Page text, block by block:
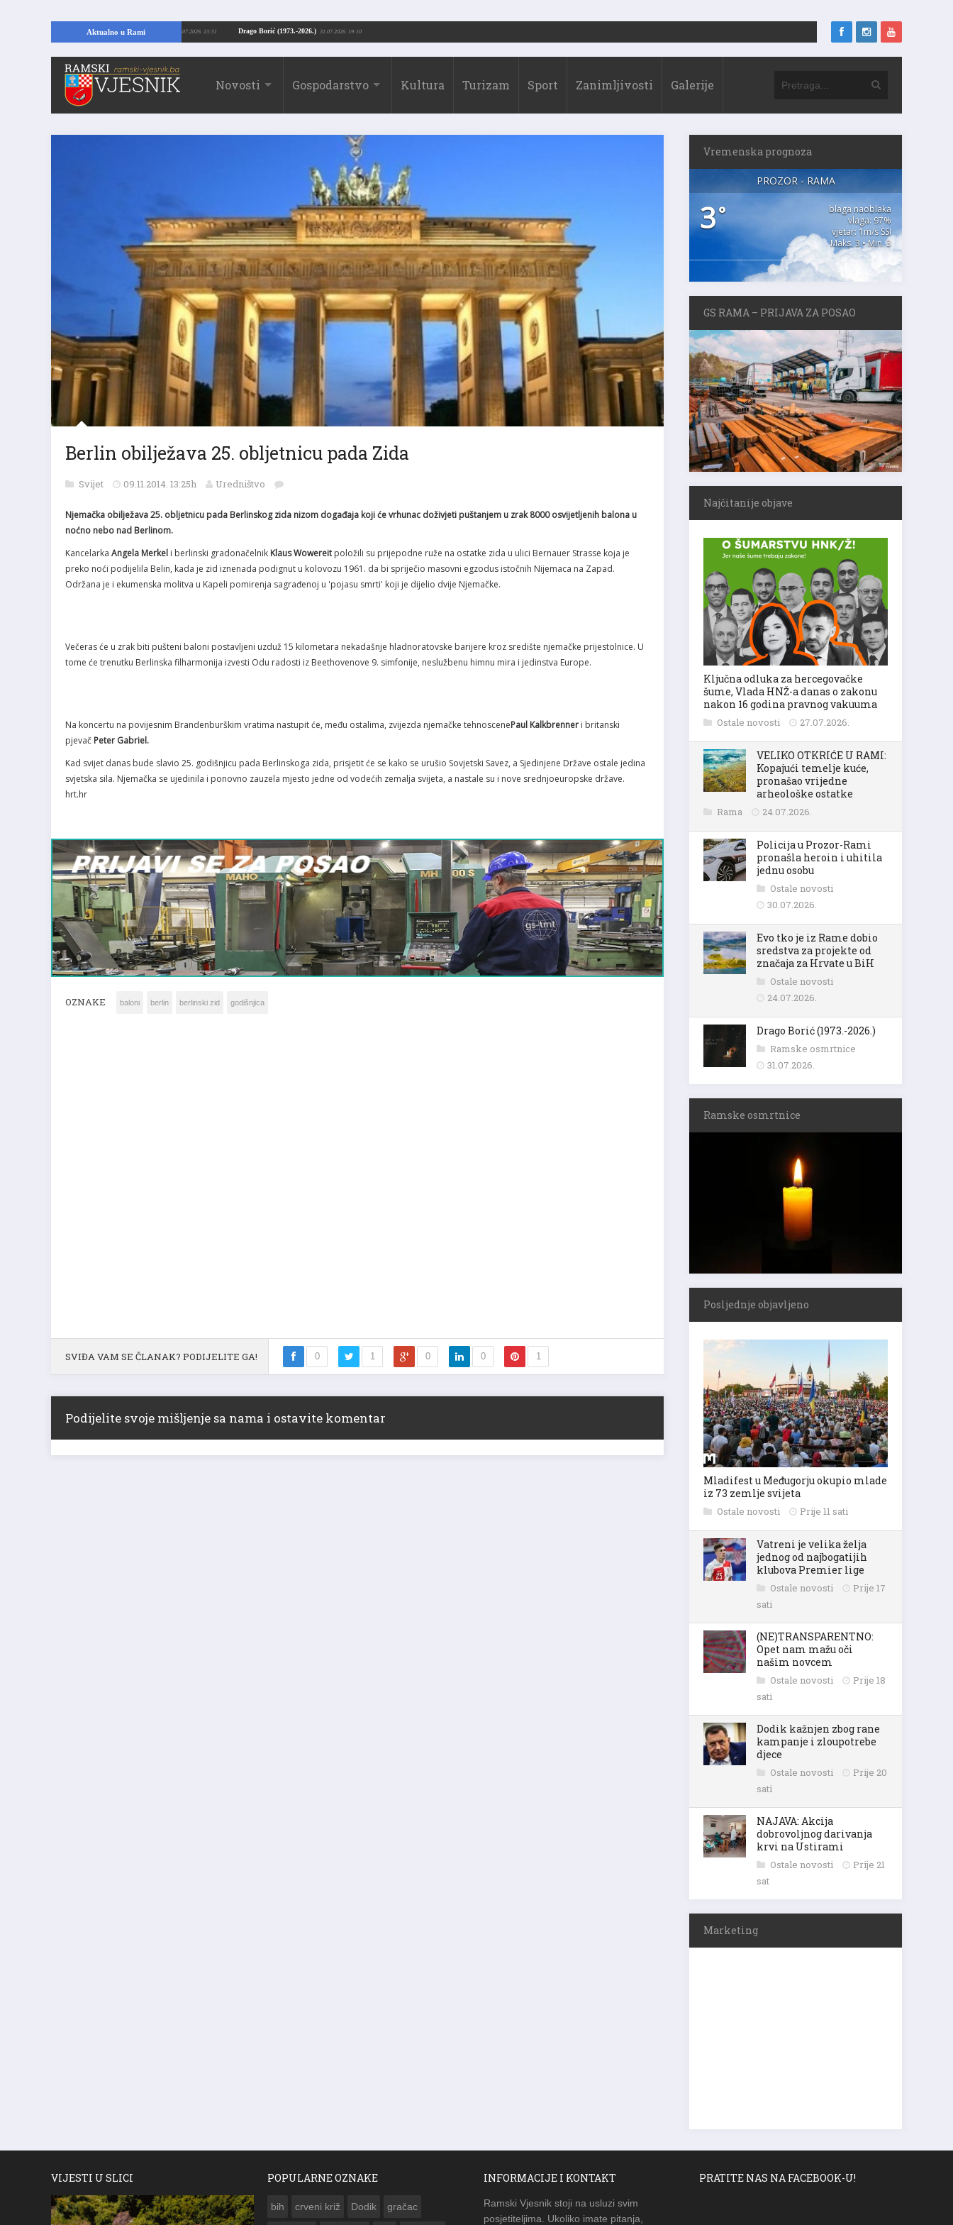
Aktualno u Rami Drago Borić (1973.-2026.) 31.07.2026. 19:10
Kopajući temelje kuće, pronašao vrijedne arheološke ostatke 24.07.2026. 13:51
Novosti Gospodarstvo Kultura Turizam Sport Zanimljivosti Galerije
Berlin obilježava 25. obljetnicu pada Zida
Svijet 09.11.2014. 13:25h Uredništvo
Njemačka obilježava 25. obljetnicu pada Berlinskog zida nizom događaja koji će vrhunac doživjeti puštanjem u zrak 8000 osvijetljenih balona u
noćno nebo nad Berlinom.
Kancelarka Angela Merkel i berlinski gradonačelnik Klaus Wowereit položili su prijepodne ruže na ostatke zida u ulici Bernauer Strasse koja je
preko noći podijelila Belin, kada je zid iznenada podignut u kolovozu 1961. da bi spriječio masovni egzodus istočnih Nijemaca na Zapad.
Održana je i ekumenska molitva u Kapeli pomirenja sagrađenoj u 'pojasu smrti' koji je dijelio dvije Njemačke.
Večeras će u zrak biti pušteni baloni postavljeni uzduž 15 kilometara nekadašnje hladnoratovske barijere kroz središte njemačke prijestolnice. U
tome će trenutku Berlinska filharmonija izvesti Odu radosti iz Beethovenove 9. simfonije, neslužbenu himnu mira i jedinstva Europe.
Na koncertu na povijesnim Brandenburškim vratima nastupit će, među ostalima, zvijezda njemačke tehnoscenePaul Kalkbrenner i britanski
pjevač Peter Gabriel.
Kad svijet danas bude slavio 25. godišnjicu pada Berlinskoga zida, prisjetit će se kako se urušio Sovjetski Savez, a Sjedinjene Države ostale jedina
svjetska sila. Njemačka se ujedinila i ponovno zauzela mjesto jedne od vodećih zemalja svijeta, a nastale su i nove srednjoeuropske države.
hrt.hr
OZNAKE baloni berlin berlinski zid godišnjica
SVIĐA VAM SE ČLANAK? PODIJELITE GA! 0 1 0 0 1
Podijelite svoje mišljenje sa nama i ostavite komentar
Vremenska prognoza
PROZOR - RAMA
3°
blaga naoblaka
vlaga: 97%
vjetar: 1m/s SSI
Maks. 3 • Min. 3
GS RAMA – PRIJAVA ZA POSAO
Najčitanije objave
Ključna odluka za hercegovačke
šume, Vlada HNŽ-a danas o zakonu
nakon 16 godina pravnog vakuuma
Ostale novosti 27.07.2026.
VELIKO OTKRIĆE U RAMI:
Kopajući temelje kuće,
pronašao vrijedne
arheološke ostatke
Rama 24.07.2026.
Policija u Prozor-Rami
pronašla heroin i uhitila
jednu osobu
Ostale novosti
30.07.2026.
Evo tko je iz Rame dobio
sredstva za projekte od
značaja za Hrvate u BiH
Ostale novosti
24.07.2026.
Drago Borić (1973.-2026.)
Ramske osmrtnice
31.07.2026.
Ramske osmrtnice
Posljednje objavljeno
Mladifest u Međugorju okupio mlade
iz 73 zemlje svijeta
Ostale novosti Prije 11 sati
Vatreni je velika želja
jednog od najbogatijih
klubova Premier lige
Ostale novosti
Prije 17
sati
(NE)TRANSPARENTNO:
Opet nam mažu oči
našim novcem
Ostale novosti
Prije 18
sati
Dodik kažnjen zbog rane
kampanje i zloupotrebe
djece
Ostale novosti
Prije 20
sati
NAJAVA: Akcija
dobrovoljnog darivanja
krvi na Ustirami
Ostale novosti
Prije 21
sat
Marketing
VIJESTI U SLICI POPULARNE OZNAKE
bih crveni križ Dodik gračac
INFORMACIJE I KONTAKT
Ramski Vjesnik stoji na usluzi svim
posjetiteljima. Ukoliko imate pitanja,
PRATITE NAS NA FACEBOOK-U!